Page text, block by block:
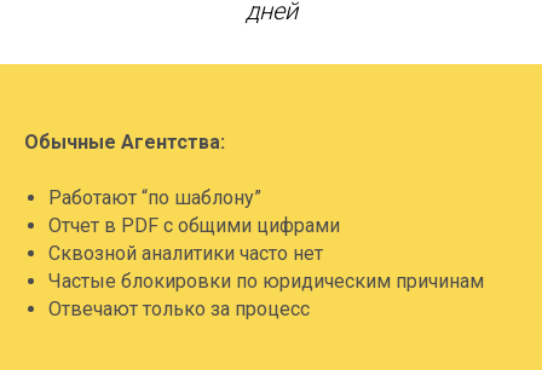
дней
Обычные Агентства:
Работают “по шаблону”
Отчет в PDF с общими цифрами
Сквозной аналитики часто нет
Частые блокировки по юридическим причинам
Отвечают только за процесс